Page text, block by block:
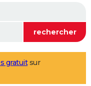
gratuitsur